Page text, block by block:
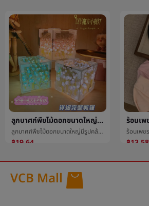
ลูกบาศก์พืชไม้ดอกขนาดใหญ่มีรูปคล้ายถ้วยหรือระฆังเทียนจุดนอนหรือโคมสำหรับจุดนอนDIYสีแดงหนังสือด้วยย่อหน้าลูกบาศก์เทียนจุดนอนหรือโคมสำหรับจุดนอนความคิดสร้างสรรค์ของขวัญลูกบาศก์เทียนจุดนอนหรือโคมสำหรับจุดนอน
ลูกบาศก์พืชไม้ดอกขนาดใหญ่มีรูปคล้ายถ้วยหรือระฆังเทียนจุดนอนหรือโคมสำหรับจุดนอนDIYสีแดงหนังสือด้วยย่อหน้าลูกบาศก์เทียนจุดนอนหรือโคมสำหรับจุดนอนความคิดสร้างสรรค์ของขวัญลูกบาศก์เทียนจุดนอนหรือโคมสำหรับจุดนอน
฿19.64 ฿13.58
VCB Mall